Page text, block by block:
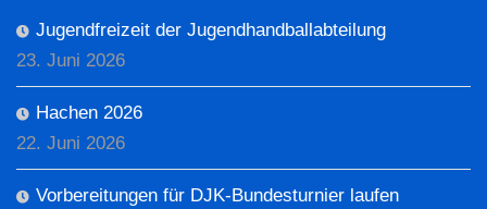
Jugendfreizeit der Jugendhandballabteilung
23. Juni 2026
Hachen 2026
22. Juni 2026
Vorbereitungen für DJK-Bundesturnier laufen